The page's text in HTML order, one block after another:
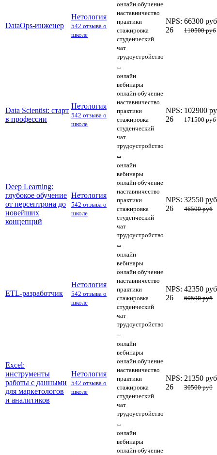
DataOps-инженер
Нетология
542 отзыва о
школе
онлайн обучение
наставничество
практики
стажировка
студенческий
чат
трудоустройство
...
NPS:
26
66300 руб
110500 руб
Data Scientist: старт
в профессии
Нетология
542 отзыва о
школе
онлайн
вебинары
онлайн обучение
наставничество
практики
стажировка
студенческий
чат
трудоустройство
...
NPS:
26
102900
171500 руб
Deep Learning:
глубокое обучение
от персептрона до
новейших
концепций
Нетология
542 отзыва о
школе
онлайн
вебинары
онлайн обучение
наставничество
практики
стажировка
студенческий
чат
трудоустройство
...
NPS:
26
32550 руб
46500 руб
ETL-разработчик
Нетология
542 отзыва о
школе
онлайн
вебинары
онлайн обучение
наставничество
практики
стажировка
студенческий
чат
трудоустройство
...
NPS:
26
42350 руб
60500 руб
Excel:
инструменты
работы с данными
для маркетологов
и аналитиков
Нетология
542 отзыва о
школе
онлайн
вебинары
онлайн обучение
наставничество
практики
стажировка
студенческий
чат
трудоустройство
...
NPS:
26
21350 руб
30500 руб
онлайн
вебинары
онлайн обучение